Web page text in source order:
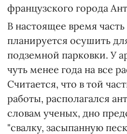
французского города
В настоящее время
планируется осушить
подземной парковки. У
чуть менее года на все
Считается, что в той
работы, располагался
словам ученых, дно
"свалку, засыпанную